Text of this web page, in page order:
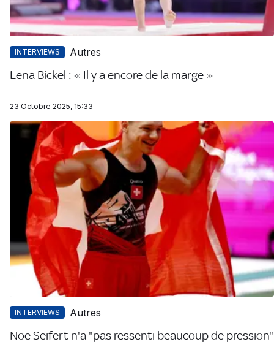
INTERVIEWS Autres
Lena Bickel : « Il y a encore de la marge »
23 Octobre 2025, 15:33
INTERVIEWS Autres
Noe Seifert n'a "pas ressenti beaucoup de pression"